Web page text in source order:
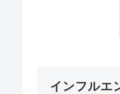
インフルエ